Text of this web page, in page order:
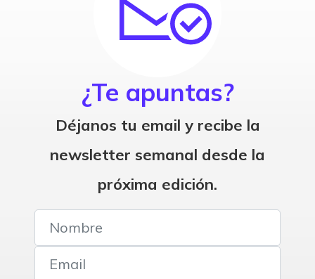
¿Te apuntas?
Déjanos tu email y recibe la
newsletter semanal desde la
próxima edición.